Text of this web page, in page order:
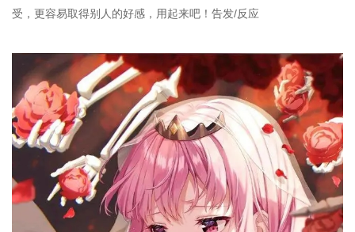
受，更容易取得别人的好感，用起来吧！告发/反应